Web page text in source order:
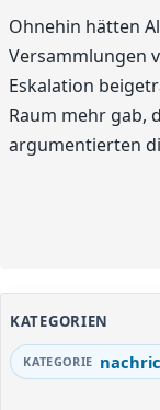
Ohnehin hätten
Versammlungen
Eskalation
Raum mehr gab,
argumentierten
KATEGORIEN